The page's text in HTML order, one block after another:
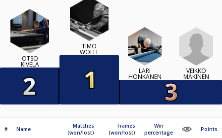
OTSO
KIVELÄ
TIMO
WOLFF
LARI
HONKANEN
VEIKKO
MÄKINEN
# Name
Matches
(won/lost)
Frames
(won/lost)
Win
percentage
Points